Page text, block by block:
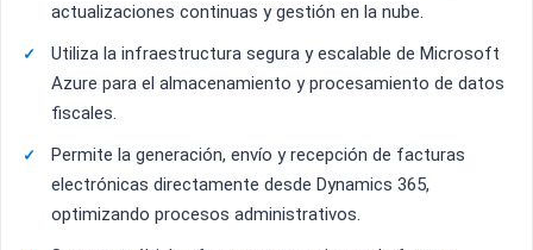
actualizaciones continuas y gestión en la nube.
Utiliza la infraestructura segura y escalable de Microsoft
Azure para el almacenamiento y procesamiento de datos
fiscales.
Permite la generación, envío y recepción de facturas
electrónicas directamente desde Dynamics 365,
optimizando procesos administrativos.